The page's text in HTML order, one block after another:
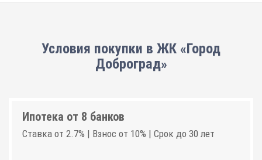
Условия покупки в ЖК «Город
Доброград»
Ипотека от 8 банков
Ставка от 2.7% | Взнос от 10% | Срок до 30 лет